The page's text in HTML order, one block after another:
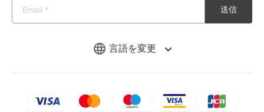
言語を変更
送信